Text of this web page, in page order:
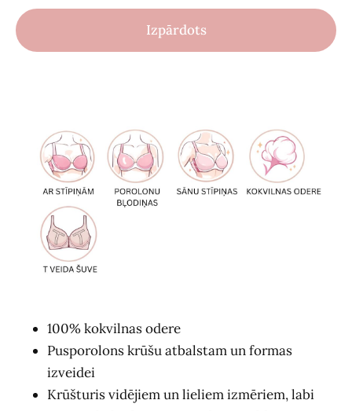
Izpārdots
100% kokvilnas odere
Pusporolons krūšu atbalstam un formas
izveidei
Krūšturis vidējiem un lieliem izmēriem, labi